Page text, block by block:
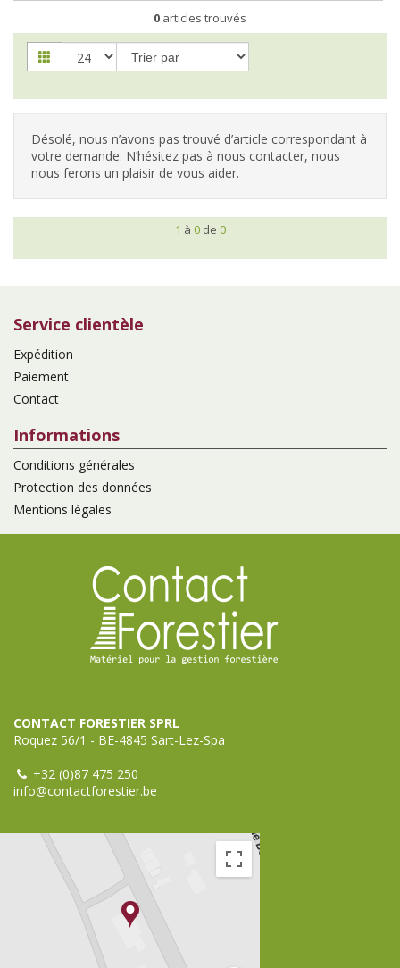
0 articles trouvés
Désolé, nous n’avons pas trouvé d’article correspondant à
votre demande. N’hésitez pas à nous contacter, nous
nous ferons un plaisir de vous aider.
1 à 0 de 0
Service clientèle
Expédition
Paiement
Contact
Informations
Conditions générales
Protection des données
Mentions légales
CONTACT FORESTIER SPRL
Roquez 56/1 - BE-4845 Sart-Lez-Spa
+32 (0)87 475 250
info@contactforestier.be